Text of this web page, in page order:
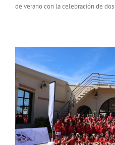
de verano con la celebración de